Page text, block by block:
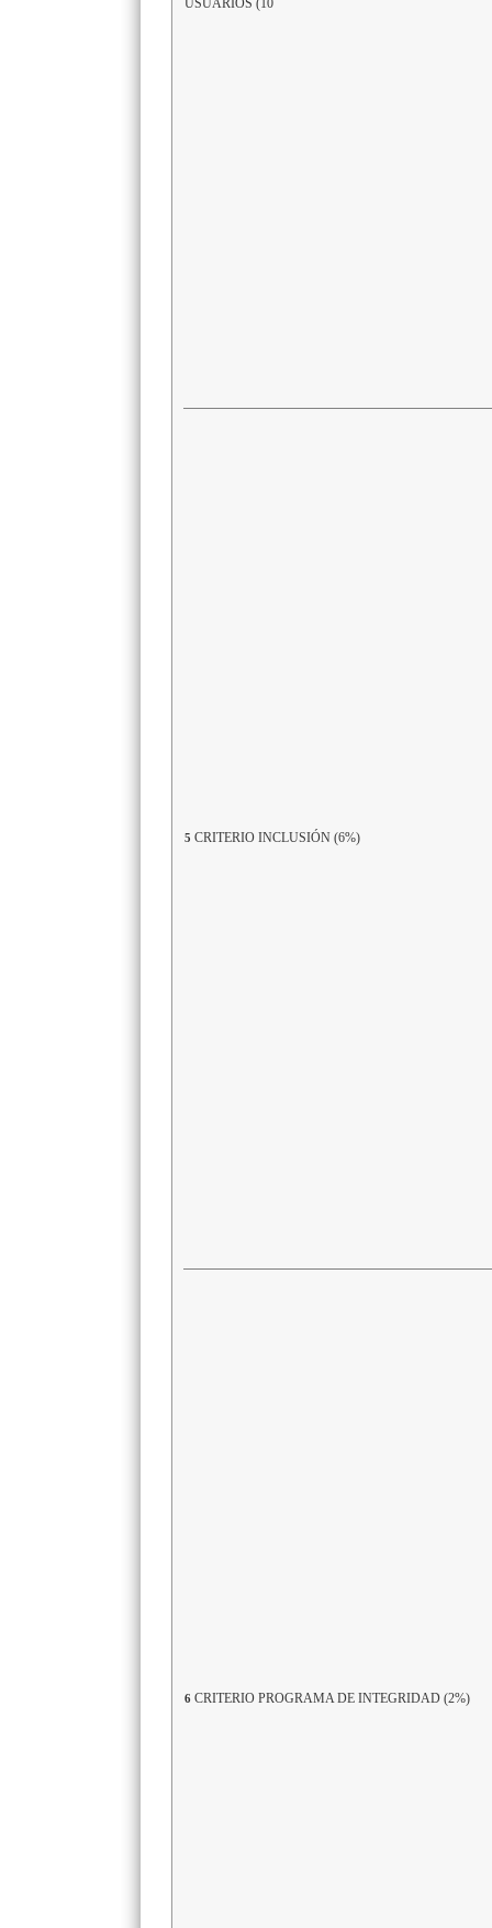
USUARIOS (10
5 CRITERIO INCLUSIÓN (6%)
6 CRITERIO PROGRAMA DE INTEGRIDAD (2%)